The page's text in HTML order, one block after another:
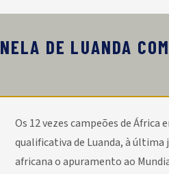
DE LUANDA
Os 12 vezes campeões de
qualificativa de Luanda, à
africana o apuramento ao